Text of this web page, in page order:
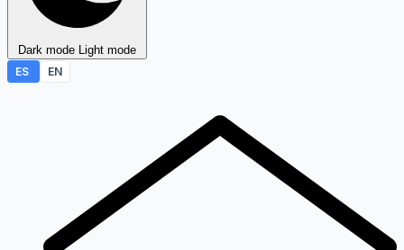
Dark mode Light mode
ES
EN